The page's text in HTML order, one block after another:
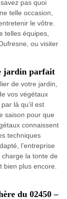
pas quoi
telle occasion,
le vôtre.
telles équipes,
ou visiter
jardin parfait
de votre jardin,
vos végétaux
là qu’il est
saison pour que
connaissent
techniques
l’entreprise
la tonte de
bien plus encore.
du 02450 –